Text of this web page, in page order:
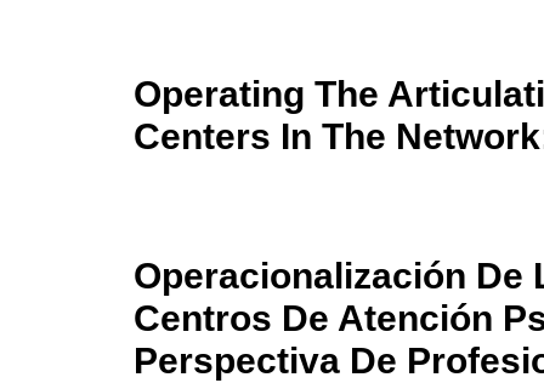
Operating The
Centers In The
Operacionalización De
Centros De Atención
Perspectiva De